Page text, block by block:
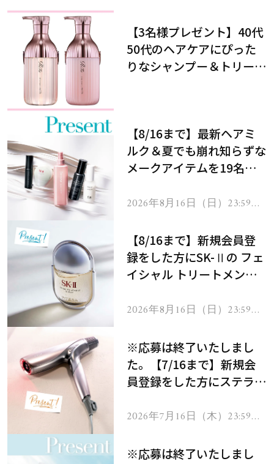
【3名様プレゼント】40代
50代のヘアケアにぴった
りなシャンプー＆トリート
【8/16まで】最新ヘアミ
ルク＆夏でも崩れ知らずな
メークアイテムを19名様
2026年8月16日（日）23:59ま
【8/16まで】新規会員登
録をした方にSK-Ⅱの フェ
イシャル トリートメント
2026年8月16日（日）23:59ま
※応募は終了いたしまし
た。【7/16まで】新規会
員登録をした方にステラボ
ヘアドライヤー ジュエル
2026年7月16日（木）23:59ま
※応募は終了いたしまし